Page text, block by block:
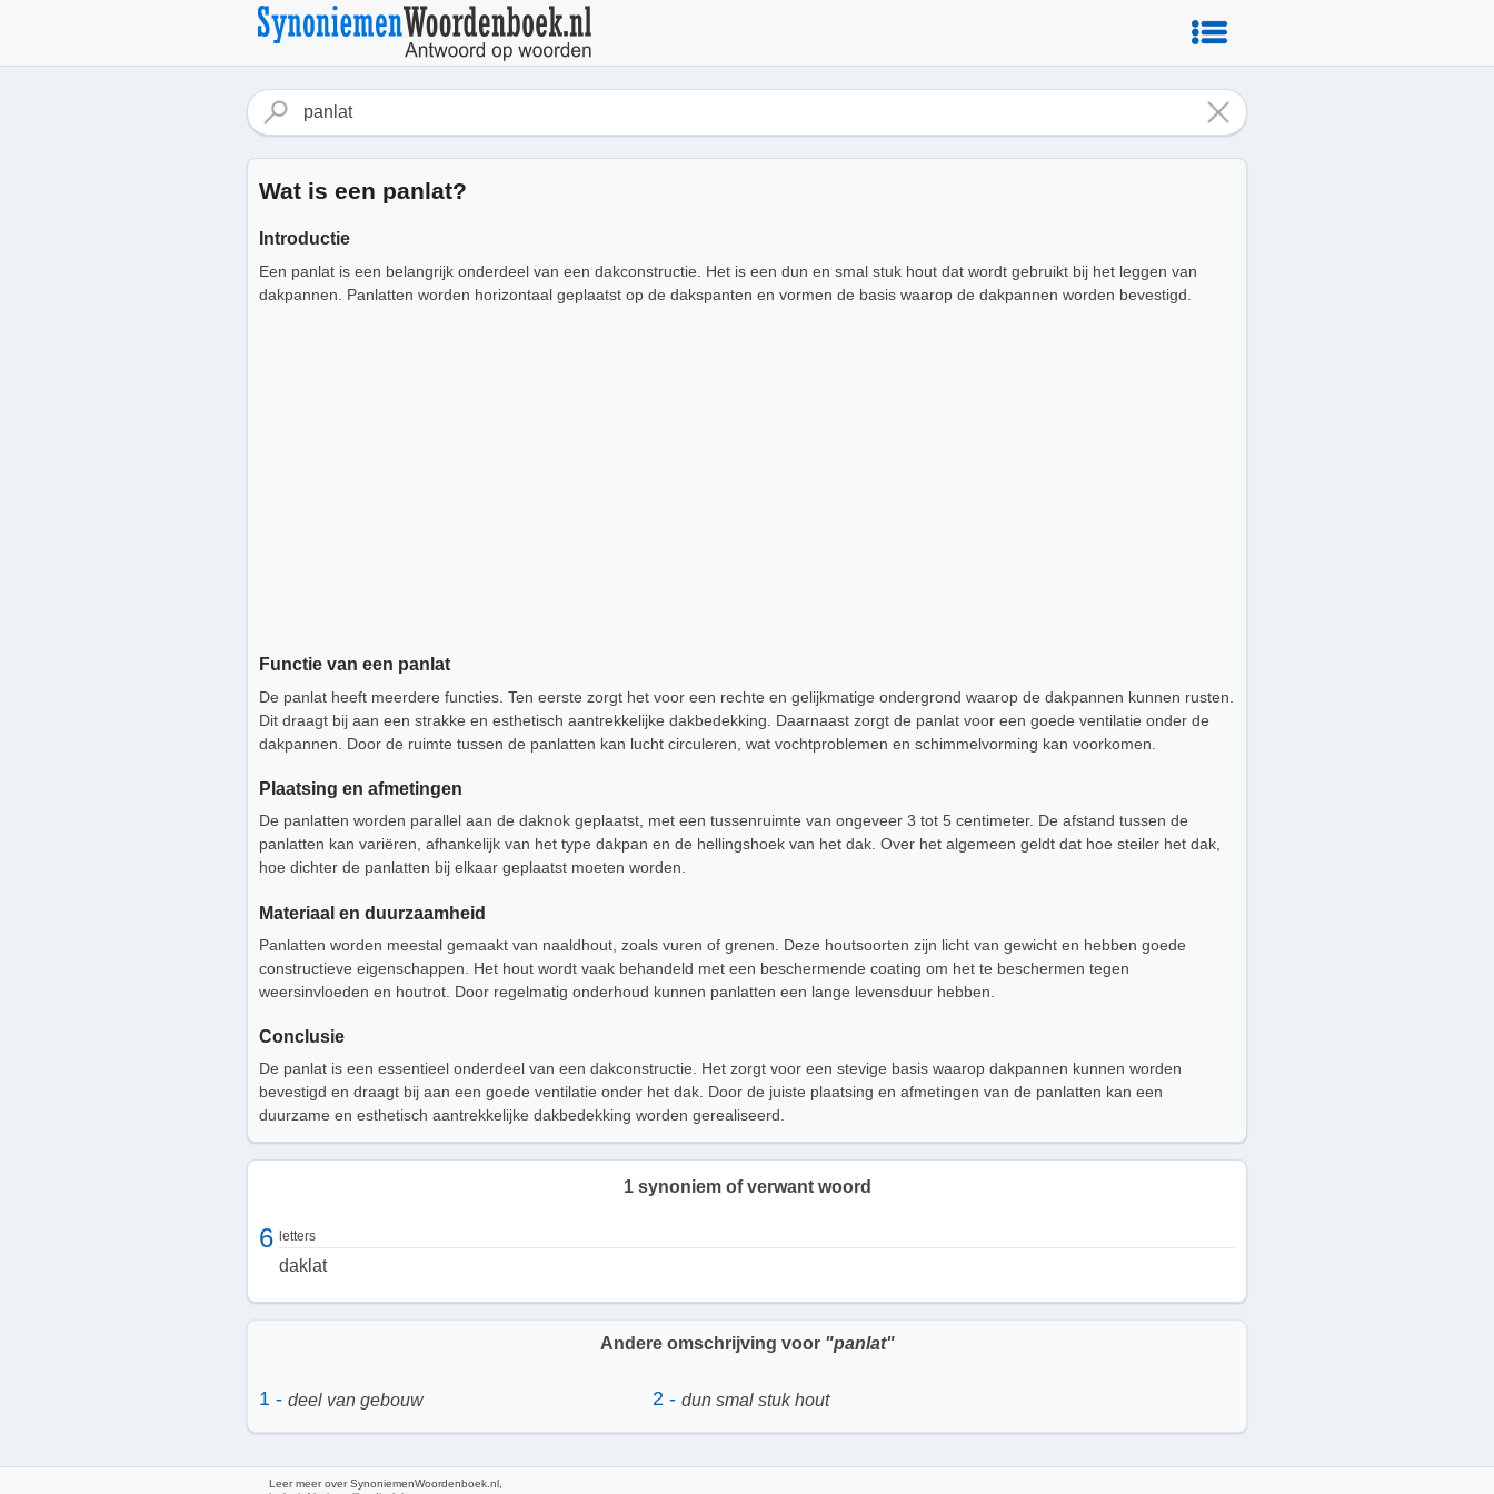
Wat is een panlat?
Introductie
Een panlat is een belangrijk onderdeel van een dakconstructie. Het is een dun en smal stuk hout dat wordt gebruikt bij het leggen van
dakpannen. Panlatten worden horizontaal geplaatst op de dakspanten en vormen de basis waarop de dakpannen worden bevestigd.
Functie van een panlat
De panlat heeft meerdere functies. Ten eerste zorgt het voor een rechte en gelijkmatige ondergrond waarop de dakpannen kunnen rusten.
Dit draagt bij aan een strakke en esthetisch aantrekkelijke dakbedekking. Daarnaast zorgt de panlat voor een goede ventilatie onder de
dakpannen. Door de ruimte tussen de panlatten kan lucht circuleren, wat vochtproblemen en schimmelvorming kan voorkomen.
Plaatsing en afmetingen
De panlatten worden parallel aan de daknok geplaatst, met een tussenruimte van ongeveer 3 tot 5 centimeter. De afstand tussen de
panlatten kan variëren, afhankelijk van het type dakpan en de hellingshoek van het dak. Over het algemeen geldt dat hoe steiler het dak,
hoe dichter de panlatten bij elkaar geplaatst moeten worden.
Materiaal en duurzaamheid
Panlatten worden meestal gemaakt van naaldhout, zoals vuren of grenen. Deze houtsoorten zijn licht van gewicht en hebben goede
constructieve eigenschappen. Het hout wordt vaak behandeld met een beschermende coating om het te beschermen tegen
weersinvloeden en houtrot. Door regelmatig onderhoud kunnen panlatten een lange levensduur hebben.
Conclusie
De panlat is een essentieel onderdeel van een dakconstructie. Het zorgt voor een stevige basis waarop dakpannen kunnen worden
bevestigd en draagt bij aan een goede ventilatie onder het dak. Door de juiste plaatsing en afmetingen van de panlatten kan een
duurzame en esthetisch aantrekkelijke dakbedekking worden gerealiseerd.
1 synoniem of verwant woord
6 letters
daklat
Andere omschrijving voor "panlat"
1 - deel van gebouw 2 - dun smal stuk hout
Leer meer over SynoniemenWoordenboek.nl,